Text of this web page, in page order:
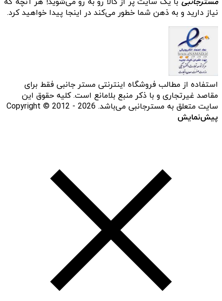
نیاز دارید و به ذهن شما خطور می‌کند در اینجا پیدا خواهید کرد.
استفاده از مطالب فروشگاه اینترنتی مستر جانبی فقط برای
مقاصد غیرتجاری و با ذکر منبع بلامانع است. کلیه حقوق این
سایت متعلق به مسترجانبی می‌باشد. Copyright © 2012 - 2026
پیش‌نمایش